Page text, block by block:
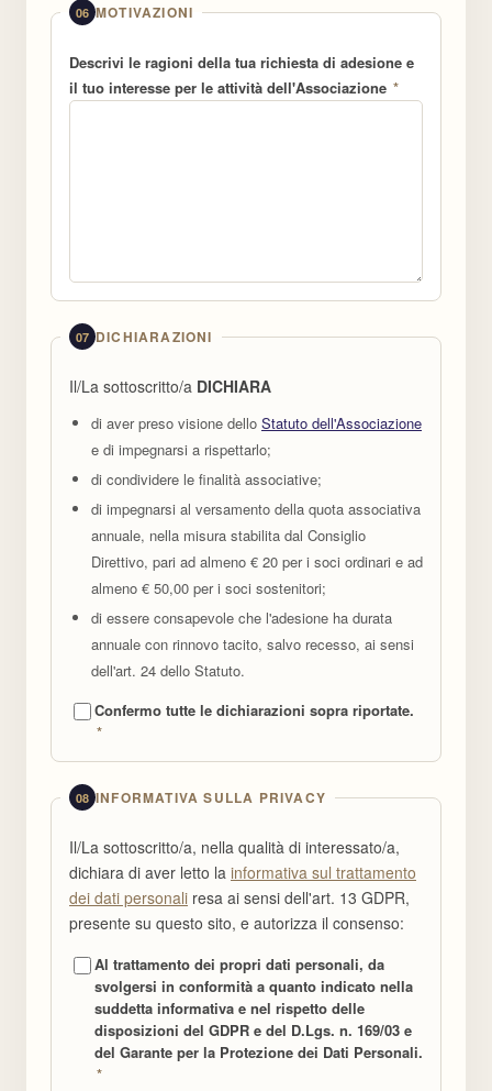
06 MOTIVAZIONI
Descrivi le ragioni della tua richiesta di adesione e
il tuo interesse per le attività dell'Associazione *
07 DICHIARAZIONI
Il/La sottoscritto/a DICHIARA
di aver preso visione dello Statuto dell'Associazione
e di impegnarsi a rispettarlo;
di condividere le finalità associative;
di impegnarsi al versamento della quota associativa
annuale, nella misura stabilita dal Consiglio
Direttivo, pari ad almeno € 20 per i soci ordinari e ad
almeno € 50,00 per i soci sostenitori;
di essere consapevole che l'adesione ha durata
annuale con rinnovo tacito, salvo recesso, ai sensi
dell'art. 24 dello Statuto.
Confermo tutte le dichiarazioni sopra riportate.
*
08 INFORMATIVA SULLA PRIVACY
Il/La sottoscritto/a, nella qualità di interessato/a,
dichiara di aver letto la informativa sul trattamento
dei dati personali
presente su questo sito, e autorizza il consenso:
Al trattamento dei propri dati personali, da
svolgersi in conformità a quanto indicato nella
suddetta informativa e nel rispetto delle
disposizioni del GDPR e del D.Lgs. n. 169/03 e
del Garante per la Protezione dei Dati Personali.
*